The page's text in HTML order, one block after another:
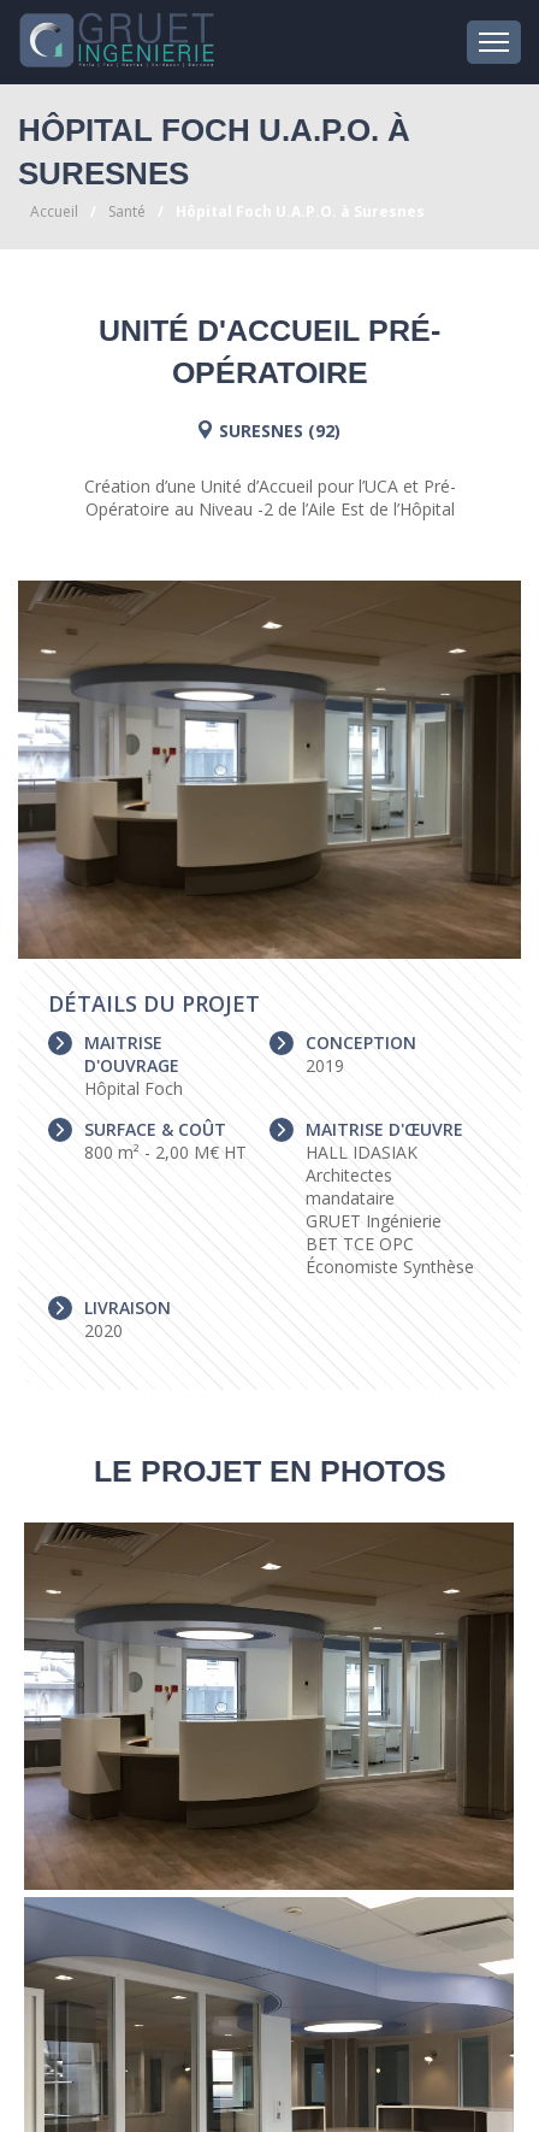
HÔPITAL FOCH U.A.P.O. À
SURESNES
Accueil Santé Hôpital Foch U.A.P.O. à Suresnes
UNITÉ D'ACCUEIL PRÉ-
OPÉRATOIRE
SURESNES (92)
Création d’une Unité d’Accueil pour l’UCA et Pré-
Opératoire au Niveau -2 de l’Aile Est de l’Hôpital
DÉTAILS DU PROJET
MAITRISE
D'OUVRAGE
Hôpital Foch
CONCEPTION
2019
SURFACE & COÛT
800 m² - 2,00 M€ HT
MAITRISE D'ŒUVRE
HALL IDASIAK
Architectes
mandataire
GRUET Ingénierie
BET TCE OPC
Économiste Synthèse
LIVRAISON
2020
LE PROJET EN PHOTOS